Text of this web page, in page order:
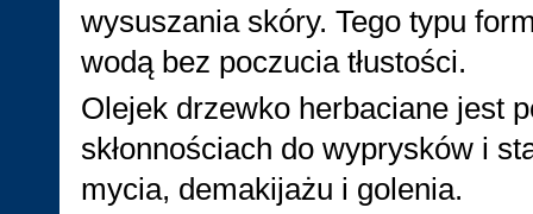
wysuszania skóry. Tego typu
wodą bez poczucia tłustości.
Olejek drzewko herbaciane jest
skłonnościach do wyprysków i
mycia, demakijażu i golenia.